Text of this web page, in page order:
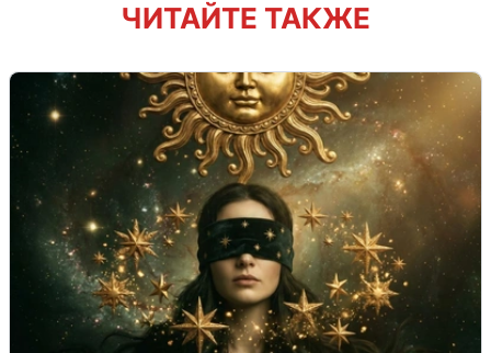
ЧИТАЙТЕ ТАКЖЕ